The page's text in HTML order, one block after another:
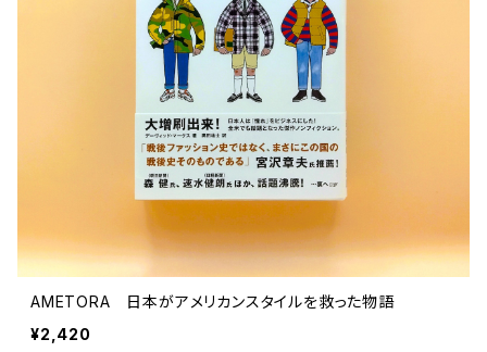
AMETORA 日本がアメリカンスタイルを救った物語
¥2,420